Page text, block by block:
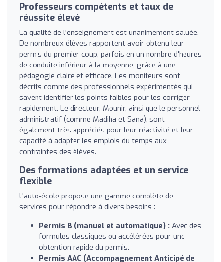
Professeurs compétents et taux de
réussite élevé
La qualité de l'enseignement est unanimement saluée.
De nombreux élèves rapportent avoir obtenu leur
permis du premier coup, parfois en un nombre d'heures
de conduite inférieur à la moyenne, grâce à une
pédagogie claire et efficace. Les moniteurs sont
décrits comme des professionnels expérimentés qui
savent identifier les points faibles pour les corriger
rapidement. Le directeur, Mounir, ainsi que le personnel
administratif (comme Madiha et Sana), sont
également très appréciés pour leur réactivité et leur
capacité à adapter les emplois du temps aux
contraintes des élèves.
Des formations adaptées et un service
flexible
L'auto-école propose une gamme complète de
services pour répondre à divers besoins :
Permis B (manuel et automatique) : Avec des
formules classiques ou accélérées pour une
obtention rapide du permis.
Permis AAC (Accompagnement Anticipé de